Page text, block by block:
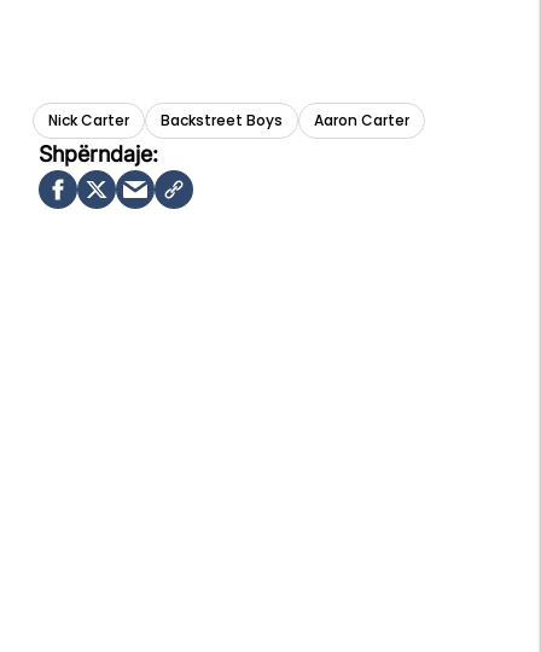
Nick Carter Backstreet Boys Aaron Carter